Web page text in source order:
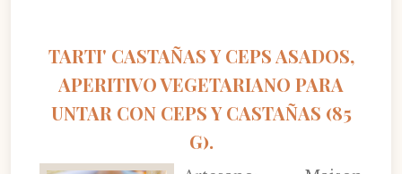
TARTI' CASTAÑAS Y CEPS ASADOS,
APERITIVO VEGETARIANO PARA
UNTAR CON CEPS Y CASTAÑAS (85
G).